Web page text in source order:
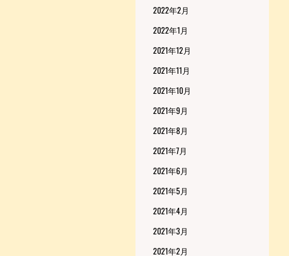
2022年2月
2022年1月
2021年12月
2021年11月
2021年10月
2021年9月
2021年8月
2021年7月
2021年6月
2021年5月
2021年4月
2021年3月
2021年2月